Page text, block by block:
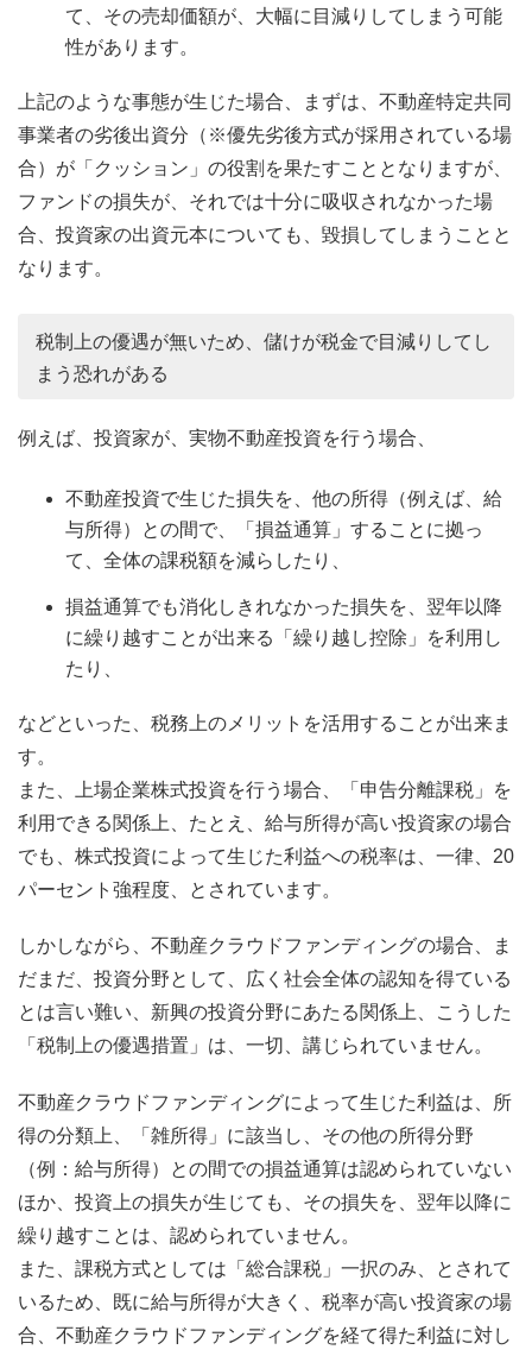
て、その売却価額が、大幅に目減りしてしまう可能
性があります。
上記のような事態が生じた場合、まずは、不動産特定共同
事業者の劣後出資分（※優先劣後方式が採用されている場
合）が「クッション」の役割を果たすこととなりますが、
ファンドの損失が、それでは十分に吸収されなかった場
合、投資家の出資元本についても、毀損してしまうことと
なります。
税制上の優遇が無いため、儲けが税金で目減りしてし
まう恐れがある
例えば、投資家が、実物不動産投資を行う場合、
不動産投資で生じた損失を、他の所得（例えば、給
与所得）との間で、「損益通算」することに拠っ
て、全体の課税額を減らしたり、
損益通算でも消化しきれなかった損失を、翌年以降
に繰り越すことが出来る「繰り越し控除」を利用し
たり、
などといった、税務上のメリットを活用することが出来ま
す。
また、上場企業株式投資を行う場合、「申告分離課税」を
利用できる関係上、たとえ、給与所得が高い投資家の場合
でも、株式投資によって生じた利益への税率は、一律、20
パーセント強程度、とされています。
しかしながら、不動産クラウドファンディングの場合、ま
だまだ、投資分野として、広く社会全体の認知を得ている
とは言い難い、新興の投資分野にあたる関係上、こうした
「税制上の優遇措置」は、一切、講じられていません。
不動産クラウドファンディングによって生じた利益は、所
得の分類上、「雑所得」に該当し、その他の所得分野
（例：給与所得）との間での損益通算は認められていない
ほか、投資上の損失が生じても、その損失を、翌年以降に
繰り越すことは、認められていません。
また、課税方式としては「総合課税」一択のみ、とされて
いるため、既に給与所得が大きく、税率が高い投資家の場
合、不動産クラウドファンディングを経て得た利益に対し